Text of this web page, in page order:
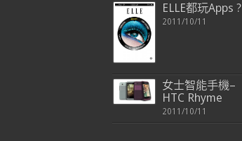
ELLE都玩Apps ?
2011/10/11
女士智能手機–
HTC Rhyme
2011/10/11